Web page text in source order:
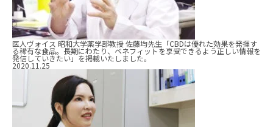
医人ヴォイス 昭和大学薬学部教授 佐藤均先生「CBDは優れた効果を発揮す
る稀有な食品。長期にわたり、ベネフィットを享受できるよう正しい情報を
発信していきたい」を掲載いたしました。
2020.11.25